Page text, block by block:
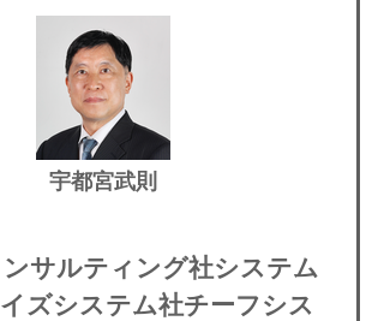
宇都宮武則
サルティング社システム
ズシステム社チーフシス